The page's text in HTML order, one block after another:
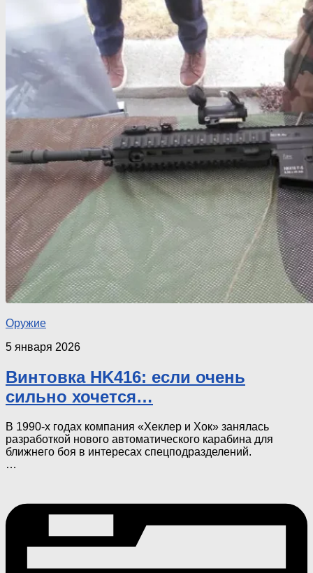
Оружие
5 января 2026
Винтовка HK416: если очень
сильно хочется…
В 1990-х годах компания «Хеклер и Хок» занялась
разработкой нового автоматического карабина для
ближнего боя в интересах спецподразделений.
…